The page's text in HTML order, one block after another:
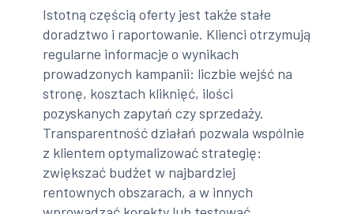
Istotną częścią oferty jest także stałe
doradztwo i raportowanie. Klienci otrzymują
regularne informacje o wynikach
prowadzonych kampanii: liczbie wejść na
stronę, kosztach kliknięć, ilości
pozyskanych zapytań czy sprzedaży.
Transparentność działań pozwala wspólnie
z klientem optymalizować strategię:
zwiększać budżet w najbardziej
rentownych obszarach, a w innych